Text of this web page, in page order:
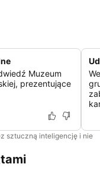
Muzeum
prezentujące
sztuczną inteligencję i nie